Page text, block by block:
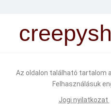
Az oldalon található tartalom
Felhasználásuk
Jogi nyilatkozat